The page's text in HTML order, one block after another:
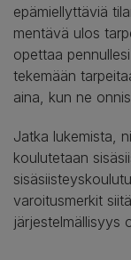
epämiellyttäviä
mentävä ulos
opettaa
tekemään
aina, kun ne
Jatka lukemista,
koulutetaan
varoitusmerkit
järjestelmällisyys